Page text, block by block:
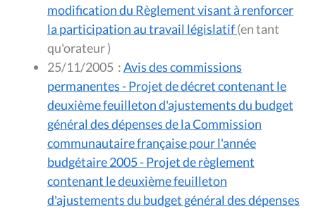
modification du Règlement visant à renforcer
la participation au travail législatif(en tant
qu'orateur )
25/11/2005 :Avis des commissions
permanentes - Projet de décret contenant le
deuxième feuilleton d'ajustements du budget
général des dépenses de la Commission
communautaire française pour l'année
budgétaire 2005 - Projet de règlement
contenant le deuxième feuilleton
d'ajustements du budget général des dépenses